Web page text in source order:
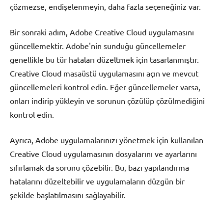
çözmezse, endişelenmeyin, daha fazla seçeneğiniz var.
Bir sonraki adım, Adobe Creative Cloud uygulamasını
güncellemektir. Adobe'nin sunduğu güncellemeler
genellikle bu tür hataları düzeltmek için tasarlanmıştır.
Creative Cloud masaüstü uygulamasını açın ve mevcut
güncellemeleri kontrol edin. Eğer güncellemeler varsa,
onları indirip yükleyin ve sorunun çözülüp çözülmediğini
kontrol edin.
Ayrıca, Adobe uygulamalarınızı yönetmek için kullanılan
Creative Cloud uygulamasının dosyalarını ve ayarlarını
sıfırlamak da sorunu çözebilir. Bu, bazı yapılandırma
hatalarını düzeltebilir ve uygulamaların düzgün bir
şekilde başlatılmasını sağlayabilir.